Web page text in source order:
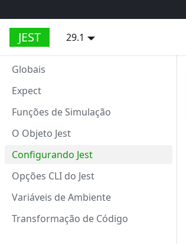
JEST 29.1
Globais
Expect
Funções de Simulação
O Objeto Jest
Configurando Jest
Opções CLI do Jest
Variáveis de Ambiente
Transformação de Código